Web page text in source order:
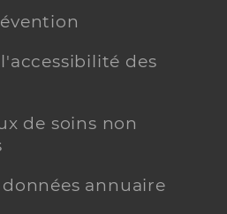
des
de soins non
annuaire